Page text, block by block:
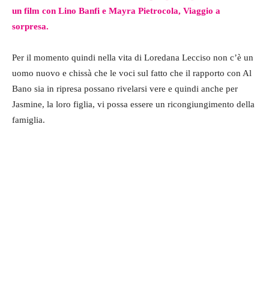
un film con Lino Banfi e Mayra Pietrocola, Viaggio a
sorpresa.
Per il momento quindi nella vita di Loredana Lecciso non c’è un
uomo nuovo e chissà che le voci sul fatto che il rapporto con Al
Bano sia in ripresa possano rivelarsi vere e quindi anche per
Jasmine, la loro figlia, vi possa essere un ricongiungimento della
famiglia.